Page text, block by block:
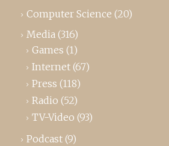
Computer Science (20)
Media (316)
Games (1)
Internet (67)
Press (118)
Radio (52)
TV-Video (93)
Podcast (9)